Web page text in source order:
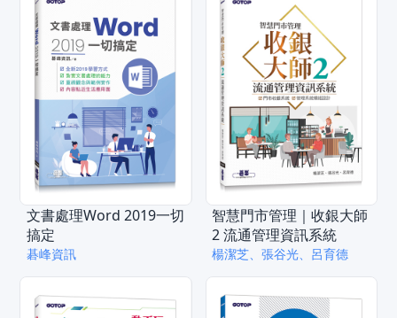
文書處理Word 2019一切
搞定
碁峰資訊
智慧門市管理｜收銀大師
2 流通管理資訊系統
楊潔芝、張谷光、呂育德